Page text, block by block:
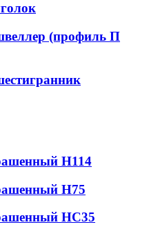
(профиль П
Н114
Н75
НС35